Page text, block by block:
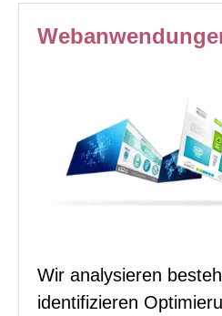
Wir analysieren
identifizieren